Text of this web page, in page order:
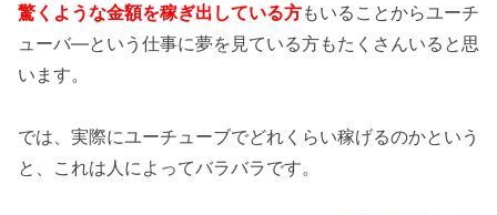
驚くような金額を稼ぎ出している方もいることからユーチ
ューバ―という仕事に夢を見ている方もたくさんいると思
います。
では、実際にユーチューブでどれくらい稼げるのかという
と、これは人によってバラバラです。